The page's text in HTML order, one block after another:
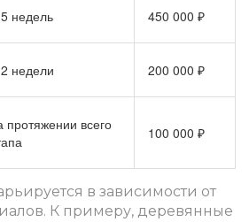
недель 450 000 ₽
недели 200 000 ₽
протяжении всего
100 000 ₽
в зависимости от
К примеру, деревянные